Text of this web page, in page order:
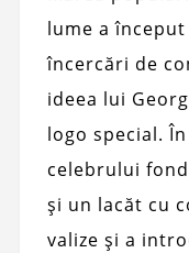
lume a
încercări de
ideea lui
logo special.
celebrului
și un lacăt cu
valize și a